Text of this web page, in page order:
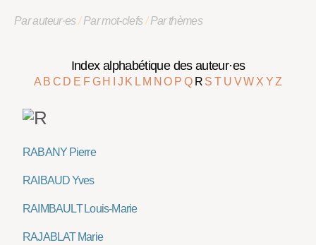
Par auteur·es/Par mot-clefs/Par thèmes
Index alphabétique des auteur·es
A B C D E F G H J K L M NO P Q R ST U VW X YZ
RABANY Pierre
RAIBAUD Yves
RAIMBAULT Louis-Marie
RAJABLAT Marie